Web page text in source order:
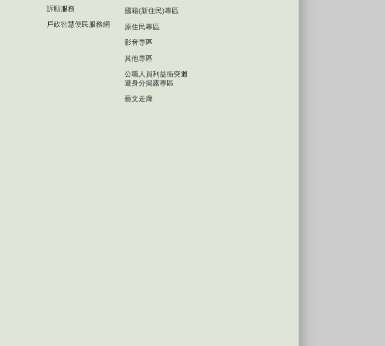
訴願服務
戶政智慧便民服務網
國籍(新住民)專區
原住民專區
影音專區
其他專區
公職人員利益衝突迴
避身分揭露專區
藝文走廊